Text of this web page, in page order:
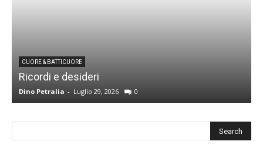
CUORE & BATTICUORE
Ricordi e desideri
Dino Petralia - Luglio 29, 2026 0